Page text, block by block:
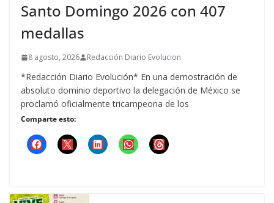
Santo Domingo 2026 con 407
medallas
8 agosto, 2026 Redacción Diario Evolucion
*Redacción Diario Evolución* En una demostración de
absoluto dominio deportivo la delegación de México se
proclamó oficialmente tricampeona de los
Comparte esto: